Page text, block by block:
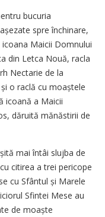
bucuria
spre închinare,
Maicii Domnului
din Letca Nouă, racla
Nectarie de la
o raclă cu moaștele
icoană a Maicii
dăruită mănăstirii de
mai întâi slujba de
citirea a trei pericope
cu Sfântul și Marele
Sfintei Mese au
de moaște